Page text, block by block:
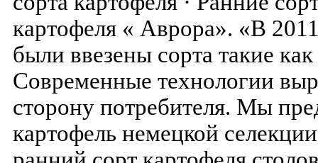
картофеля « Аврора». «В
были ввезены сорта такие
Современные технологии
сторону потребителя. Мы
картофель немецкой